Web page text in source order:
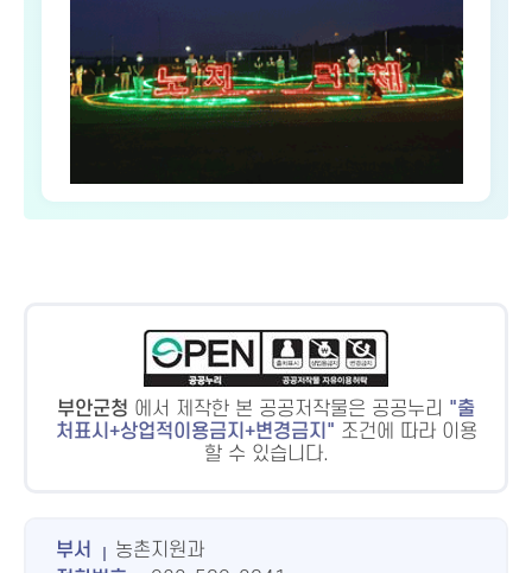
부안군청 에서 제작한 본 공공저작물은 공공누리
출
처표시+상업적이용금지+변경금지
조건에 따라 이용
할 수 있습니다.
부서
농촌지원과